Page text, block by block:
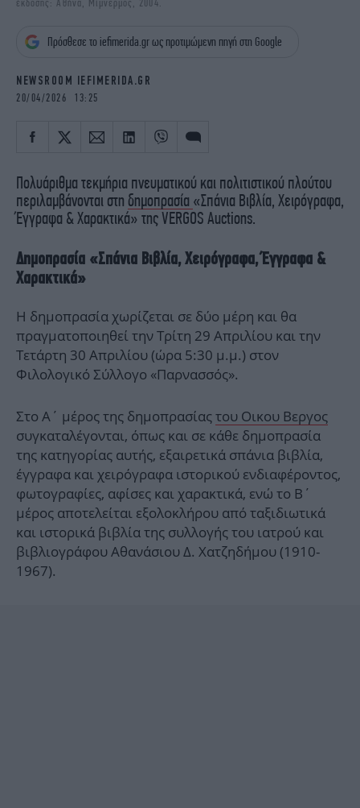
iBOOKS
OSCARS
NEWSLETTER
έκδοσης: Αθήνα, Μίμνερμος, 2004.
Πρόσθεσε το iefimerida.gr ως προτιμώμενη πηγή στη Google
NEWSROOM IEFIMERIDA.GR
20/04/2026 13:25
Πολυάριθμα τεκμήρια πνευματικού και πολιτιστικού πλούτου
περιλαμβάνονται στη δημοπρασία «Σπάνια Βιβλία, Χειρόγραφα,
Έγγραφα & Χαρακτικά» της VERGOS Auctions.
Δημοπρασία «Σπάνια Βιβλία, Χειρόγραφα, Έγγραφα &
Χαρακτικά»
Η δημοπρασία χωρίζεται σε δύο μέρη και θα
πραγματοποιηθεί την Τρίτη 29 Απριλίου και την
Τετάρτη 30 Απριλίου (ώρα 5:30 μ.μ.) στον
Φιλολογικό Σύλλογο «Παρνασσός».
Στο Α΄ μέρος της δημοπρασίαςτου Οικου Βεργος
συγκαταλέγονται, όπως και σε κάθε δημοπρασία
της κατηγορίας αυτής, εξαιρετικά σπάνια βιβλία,
έγγραφα και χειρόγραφα ιστορικού ενδιαφέροντος,
φωτογραφίες, αφίσες και χαρακτικά, ενώ το Β΄
μέρος αποτελείται εξολοκλήρου από ταξιδιωτικά
και ιστορικά βιβλία της συλλογής του ιατρού και
βιβλιογράφου Αθανάσιου Δ. Χατζηδήμου (1910-
1967).